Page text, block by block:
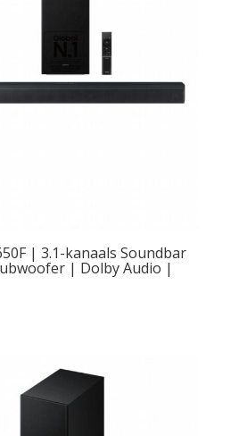
| 3.1-kanaals Soundbar
| Dolby Audio |